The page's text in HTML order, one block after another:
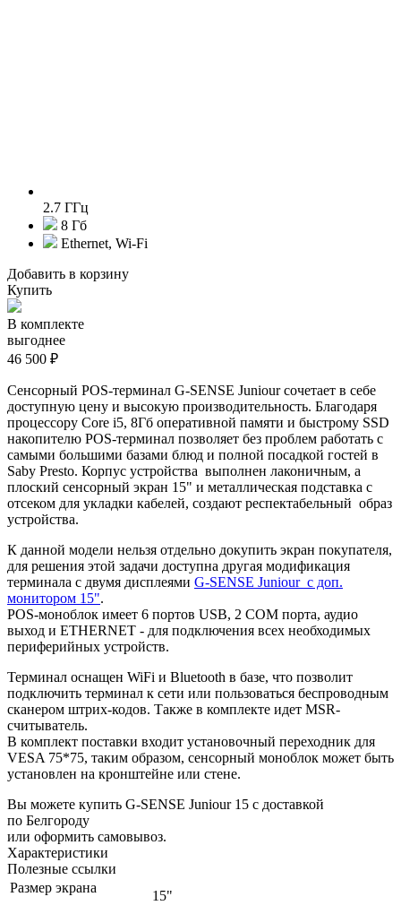
2.7 ГГц
8 Гб
Ethernet, Wi-Fi
Добавить в корзину
Купить
В комплекте
выгоднее
46 500 ₽
Сенсорный POS-терминал G-SENSE Juniour сочетает в себе
доступную цену и высокую производительность. Благодаря
процессору Core i5, 8Гб оперативной памяти и быстрому SSD
накопителю POS-терминал позволяет без проблем работать с
самыми большими базами блюд и полной посадкой гостей в
Saby Presto. Корпус устройства выполнен лаконичным, а
плоский сенсорный экран 15" и металлическая подставка с
отсеком для укладки кабелей, создают респектабельный образ
устройства.
К данной модели нельзя отдельно докупить экран покупателя,
для решения этой задачи доступна другая модификация
терминала с двумя дисплеями G-SENSE Juniour с доп.
монитором 15".
POS-моноблок имеет 6 портов USB, 2 COM порта, аудио
выход и ETHERNET - для подключения всех необходимых
периферийных устройств.
Терминал оснащен WiFi и Bluetooth в базе, что позволит
подключить терминал к сети или пользоваться беспроводным
сканером штрих-кодов. Также в комплекте идет MSR-
считыватель.
В комплект поставки входит установочный переходник для
VESA 75*75, таким образом, сенсорный моноблок может быть
установлен на кронштейне или стене.
Вы можете купить G-SENSE Juniour 15 с доставкой
по Белгороду
или оформить самовывоз.
Характеристики
Полезные ссылки
Размер экрана
15"